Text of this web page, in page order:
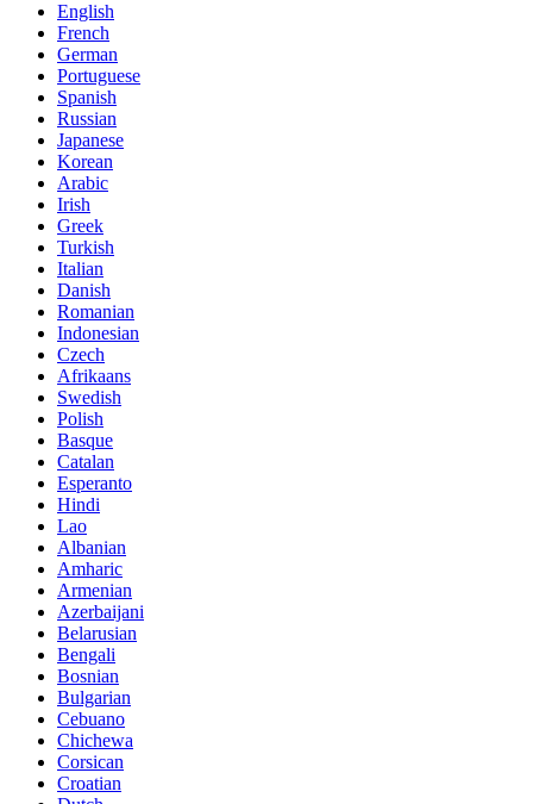
English
French
German
Portuguese
Spanish
Russian
Japanese
Korean
Arabic
Irish
Greek
Turkish
Italian
Danish
Romanian
Indonesian
Czech
Afrikaans
Swedish
Polish
Basque
Catalan
Esperanto
Hindi
Lao
Albanian
Amharic
Armenian
Azerbaijani
Belarusian
Bengali
Bosnian
Bulgarian
Cebuano
Chichewa
Corsican
Croatian